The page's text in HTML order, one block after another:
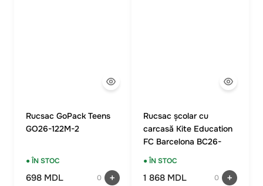
Rucsac GoPack Teens
GO26-122M-2
● ÎN STOC
698 MDL 0
Rucsac școlar cu
carcasă Kite Education
FC Barcelona BC26-
531M
● ÎN STOC
1 868 MDL 0